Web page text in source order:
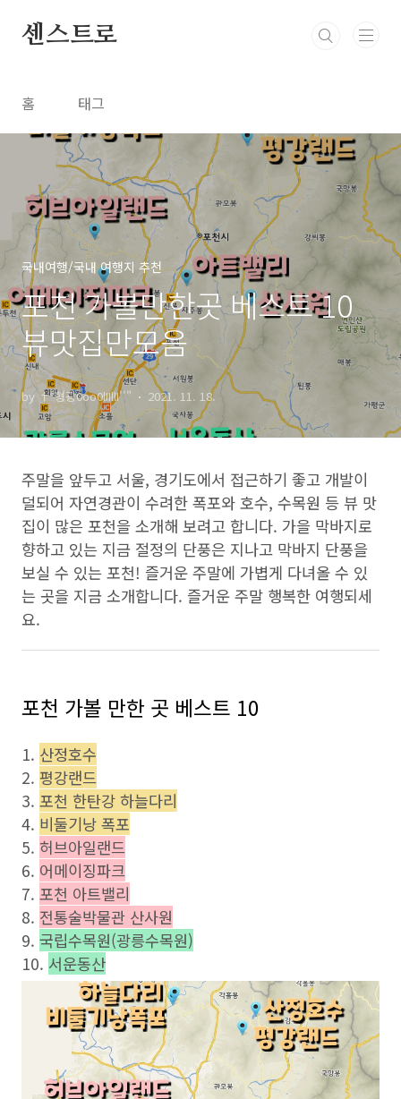
센스트로
홈 태그
국내여행/국내 여행지 추천
포천 가볼만한곳 베스트 10
뷰맛집만모음
by †ª형광0oo0lIIllI''" 2021. 11. 18.
주말을 앞두고 서울, 경기도에서 접근하기 좋고 개발이
덜되어 자연경관이 수려한 폭포와 호수, 수목원 등 뷰 맛
집이 많은 포천을 소개해 보려고 합니다. 가을 막바지로
향하고 있는 지금 절정의 단풍은 지나고 막바지 단풍을
보실 수 있는 포천! 즐거운 주말에 가볍게 다녀올 수 있
는 곳을 지금 소개합니다. 즐거운 주말 행복한 여행되세
요.
포천 가볼 만한 곳 베스트 10
1. 산정호수
2. 평강랜드
3. 포천 한탄강 하늘다리
4. 비둘기낭 폭포
5. 허브아일랜드
6. 어메이징파크
7. 포천 아트밸리
8. 전통술박물관 산사원
9. 국립수목원(광릉수목원)
10. 서운동산